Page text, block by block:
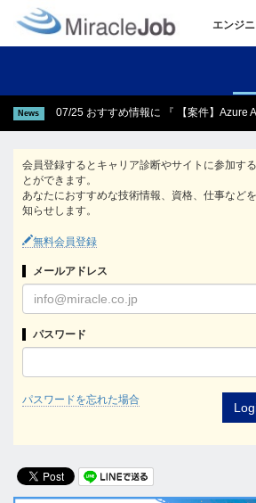
エンジ
News 07/25 おすすめ情報に 『 【案件】Azure
会員登録するとキャリア診断やサイトに参加す
とができます。
あなたにおすすめな技術情報、資格、仕事など
知らせします。
無料会員登録
メールアドレス
パスワード
パスワードを忘れた場合